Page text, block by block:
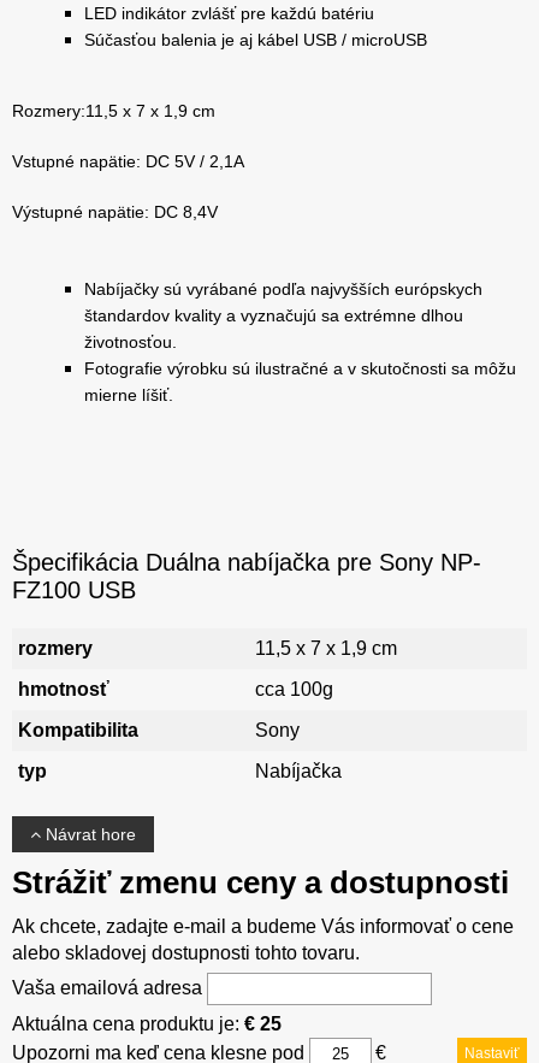
LED indikátor zvlášť pre každú batériu
Súčasťou balenia je aj kábel USB / microUSB
Rozmery:11,5 x 7 x 1,9 cm
Vstupné napätie: DC 5V / 2,1A
Výstupné napätie: DC 8,4V
Nabíjačky sú vyrábané podľa najvyšších európskych
štandardov kvality a vyznačujú sa extrémne dlhou
životnosťou.
Fotografie výrobku sú ilustračné a v skutočnosti sa môžu
mierne líšiť.
Špecifikácia Duálna nabíjačka pre Sony NP-
FZ100 USB
rozmery
11,5 x 7 x 1,9 cm
hmotnosť
cca 100g
Kompatibilita
Sony
typ
Nabíjačka
Návrat hore
Strážiť zmenu ceny a dostupnosti
Ak chcete, zadajte e-mail a budeme Vás informovať o cene
alebo skladovej dostupnosti tohto tovaru.
Vaša emailová adresa
Aktuálna cena produktu je: € 25
Upozorni ma keď cena klesne pod
€ Nastaviť